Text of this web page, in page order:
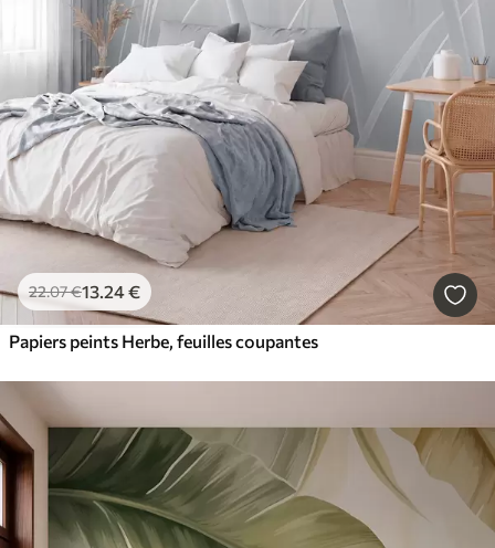
22.07€13.24€
Papiers peints Herbe, feuilles coupantes